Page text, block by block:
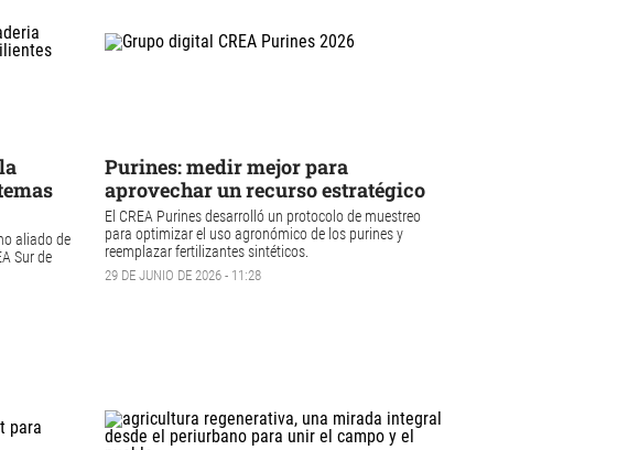
aliado de
Sur de
Purines: medir mejor para
aprovechar un recurso estratégico
El CREA Purines desarrolló un protocolo de muestreo
para optimizar el uso agronómico de los purines y
reemplazar fertilizantes sintéticos.
29 DE JUNIO DE 2026 - 11:28